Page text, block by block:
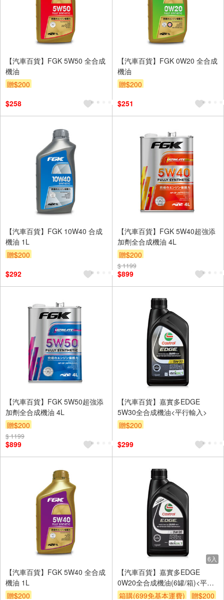
【汽車百貨】FGK 5W50 全合成
機油
贈$200
$258
【汽車百貨】FGK 0W20 全合成
機油
贈$200
$251
【汽車百貨】FGK 10W40 合成
機油 1L
贈$200
$292
【汽車百貨】FGK 5W40超強添
加劑全合成機油 4L
贈$200
$ 1199
$899
【汽車百貨】FGK 5W50超強添
加劑全合成機油 4L
贈$200
$ 1199
$899
【汽車百貨】嘉實多EDGE
5W30全合成機油<平行輸入>
贈$200
$299
【汽車百貨】FGK 5W40 全合成
機油 1L
贈$200
6入
【汽車百貨】嘉實多EDGE
0W20全合成機油(6罐/箱)<平行
輸入>
箱購(699免基本運費) 贈$200